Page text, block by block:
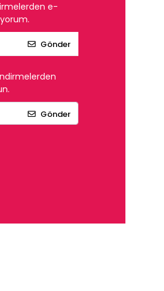
e-
Gönder
Gönder